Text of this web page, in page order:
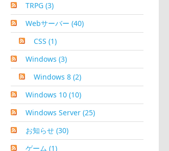
TRPG (3)
Webサーバー (40)
CSS (1)
Windows (3)
Windows 8 (2)
Windows 10 (10)
Windows Server (25)
お知らせ (30)
ゲーム (1)